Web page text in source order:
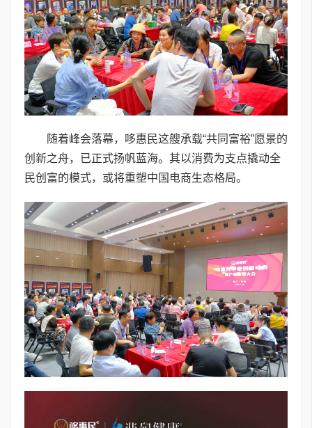
随着峰会落幕，哆惠民这艘承载“共同富裕”愿景的
创新之舟，已正式扬帆蓝海。其以消费为支点撬动全
民创富的模式，或将重塑中国电商生态格局。